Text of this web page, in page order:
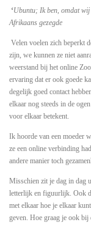
‘Ubuntu; Ik ben, omdat wij
Afrikaans gezegde
Velen voelen zich beperkt
zijn, we kunnen ze niet
weerstand bij het online
ervaring dat er ook goede
degelijk goed contact
elkaar nog steeds in de
voor elkaar betekent.
Ik hoorde van een moeder
ze een online verbinding
andere manier toch
Misschien zit je dag in dag
letterlijk en figuurlijk. Ook
met elkaar hoe je elkaar
geven. Hoe graag je ook